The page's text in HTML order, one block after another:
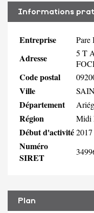
Informations
Entreprise Pare
Adresse
5 T
Code postal
Ville
Département
Région Midi
Début d'activité2017
Numéro
SIRET
Plan